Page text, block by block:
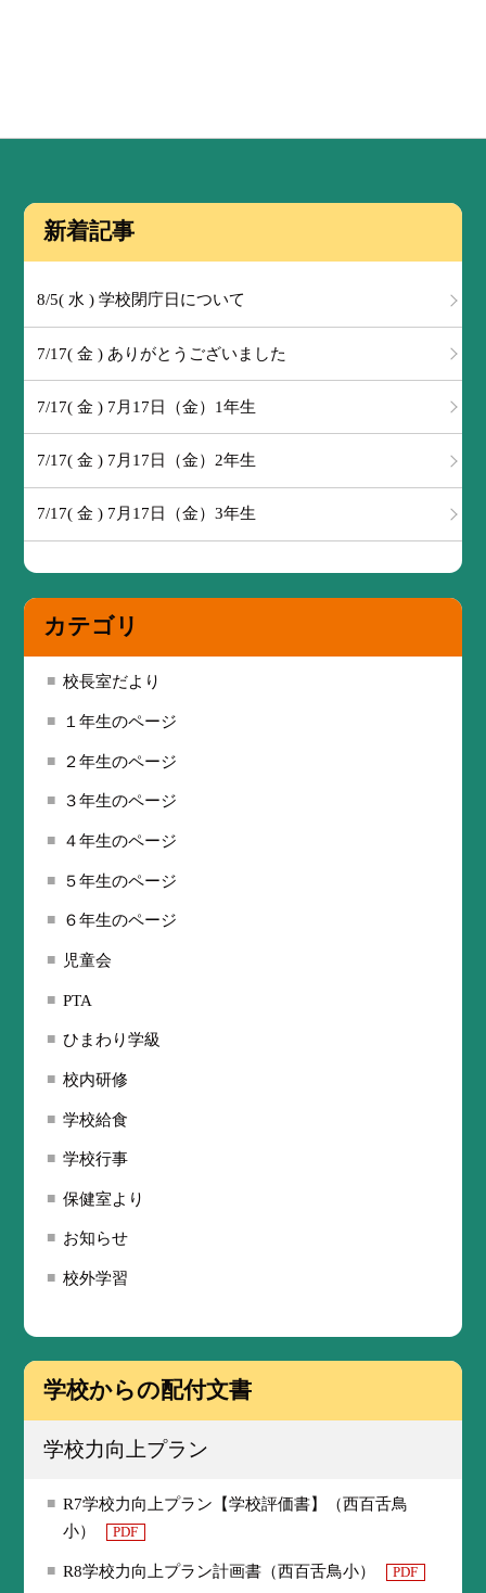
新着記事
8/5( 水 ) 学校閉庁日について
7/17( 金 ) ありがとうございました
7/17( 金 ) 7月17日（金）1年生
7/17( 金 ) 7月17日（金）2年生
7/17( 金 ) 7月17日（金）3年生
カテゴリ
校長室だより
１年生のページ
２年生のページ
３年生のページ
４年生のページ
５年生のページ
６年生のページ
児童会
PTA
ひまわり学級
校内研修
学校給食
学校行事
保健室より
お知らせ
校外学習
学校からの配付文書
学校力向上プラン
R7学校力向上プラン【学校評価書】（西百舌鳥
小）
PDF
R8学校力向上プラン計画書（西百舌鳥小） PDF